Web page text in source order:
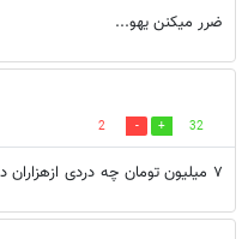
ضرر میکنن یهو...
32
2
۷ میلیون تومان چه دردی ازهزاران درد بازنشستگان درمان میکند؟؟